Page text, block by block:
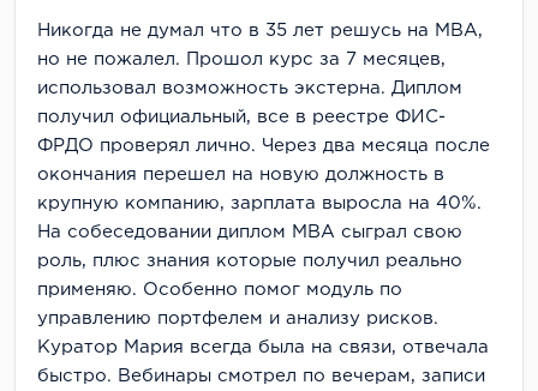
Никогда не думал что в 35 лет решусь на MBA,
но не пожалел. Прошол курс за 7 месяцев,
использовал возможность экстерна. Диплом
получил официальный, все в реестре ФИС-
ФРДО проверял лично. Через два месяца после
окончания перешел на новую должность в
крупную компанию, зарплата выросла на 40%.
На собеседовании диплом MBA сыграл свою
роль, плюс знания которые получил реально
применяю. Особенно помог модуль по
управлению портфелем и анализу рисков.
Куратор Мария всегда была на связи, отвечала
быстро. Вебинары смотрел по вечерам, записи